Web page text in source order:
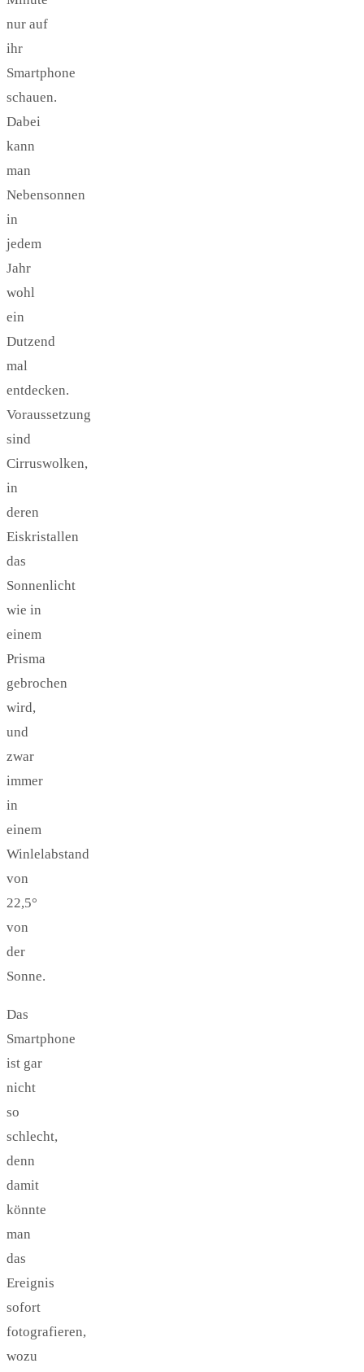
nur auf
ihr
Smartphone
schauen.
Dabei
kann
man
Nebensonnen
in
jedem
Jahr
wohl
ein
Dutzend
mal
entdecken.
Voraussetzung
sind
Cirruswolken,
in
deren
Eiskristallen
das
Sonnenlicht
wie in
einem
Prisma
gebrochen
wird,
und
zwar
immer
in
einem
Winlelabstand
von
22,5°
von
der
Sonne.
Das
Smartphone
ist gar
nicht
so
schlecht,
denn
damit
könnte
man
das
Ereignis
sofort
fotografieren,
wozu